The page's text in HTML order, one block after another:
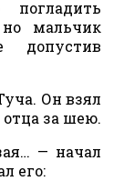
но мальчик
допустив
Он взял
отца за шею.
— начал
его: